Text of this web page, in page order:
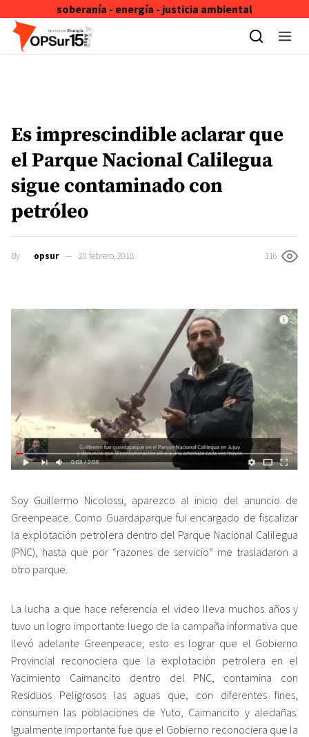
soberanía - energía - justicia ambiental
Skip to content
Es imprescindible aclarar que
el Parque Nacional Calilegua
sigue contaminado con
petróleo
By opsur 20 febrero, 2018 316
Soy Guillermo Nicolossi, aparezco al inicio del anuncio de
Greenpeace. Como Guardaparque fui encargado de fiscalizar
la explotación petrolera dentro del Parque Nacional Calilegua
(PNC), hasta que por “razones de servicio” me trasladaron a
otro parque.
La lucha a que hace referencia el video lleva muchos años y
tuvo un logro importante luego de la campaña informativa que
llevó adelante Greenpeace; esto es lograr que el Gobierno
Provincial reconociera que la explotación petrolera en el
Yacimiento Caimancito dentro del PNC, contamina con
Residuos Peligrosos las aguas que, con diferentes fines,
consumen las poblaciones de Yuto, Caimancito y aledañas.
Igualmente importante fue que el Gobierno reconociera que la